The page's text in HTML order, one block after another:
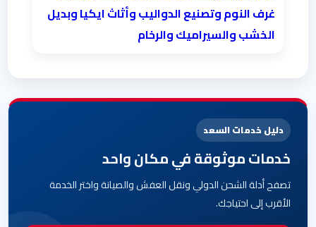
غرف النوم وتصنيع الدواليب وأثاث ايكيا وبديل
الخشب والسيراميك والرخام
دليل خدمات السعد
خدمات موثوقة في مكان واحد
تصفح أدلة الشحن الدولي ونقل العفش والصيانة واختر الخدمة
الأقرب إلى احتياجك.